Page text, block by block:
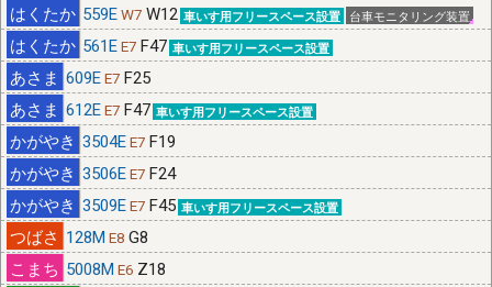
559EW7 W12 車いす用フリースペース設置 台車モニタリング装置
561EE7 F47 車いす用フリースペース設置
609EE7 F25
612EE7 F47 車いす用フリースペース設置
3504EE7 F19
3506EE7 F24
3509EE7 F45 車いす用フリースペース設置
128M E8 G8
5008M E6 Z18